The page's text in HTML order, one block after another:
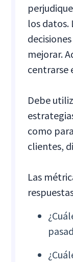
los datos.
mejorar.
centrarse
Debe
como
clientes,
Las